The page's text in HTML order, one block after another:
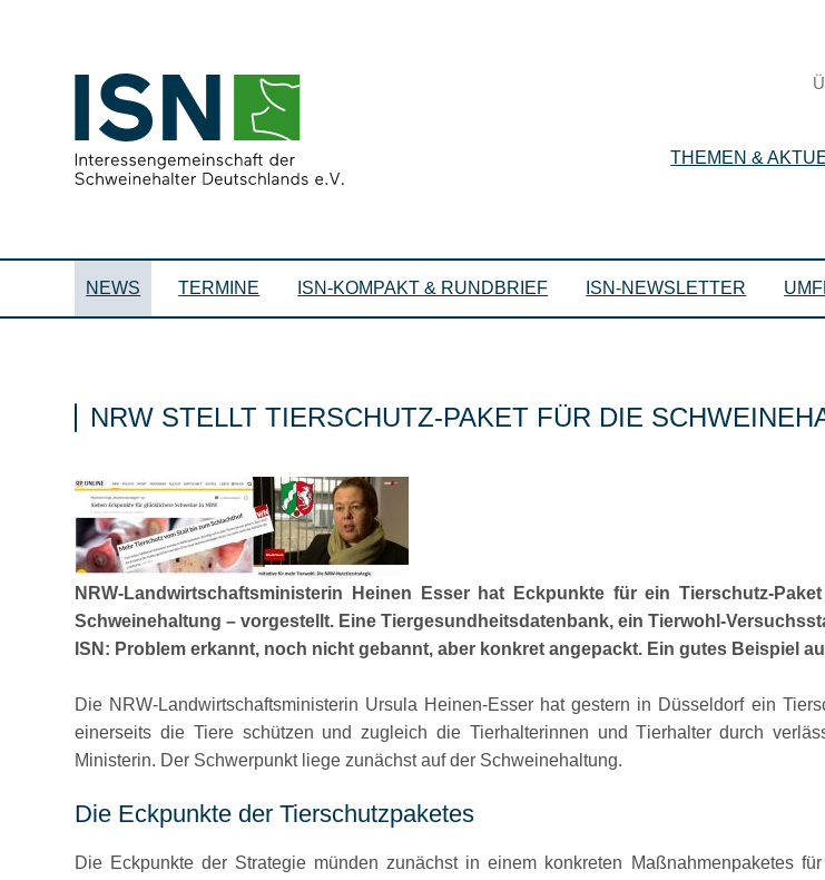
THEMEN &
NEWS TERMINE ISN-KOMPAKT & RUNDBRIEF ISN-NEWSLETTER
NRW STELLT TIERSCHUTZ-PAKET FÜR DIE
NRW-Landwirtschaftsministerin Heinen Esser hat Eckpunkte für ein Tierschutz-
Schweinehaltung – vorgestellt. Eine Tiergesundheitsdatenbank, ein Tierwohl-
ISN: Problem erkannt, noch nicht gebannt, aber konkret angepackt. Ein gutes Beispiel
Die NRW-Landwirtschaftsministerin Ursula Heinen-Esser hat gestern in Düsseldorf ein
einerseits die Tiere schützen und zugleich die Tierhalterinnen und Tierhalter durch
Ministerin. Der Schwerpunkt liege zunächst auf der Schweinehaltung.
Die Eckpunkte der Tierschutzpaketes
Die Eckpunkte der Strategie münden zunächst in einem konkreten Maßnahmenpaketes